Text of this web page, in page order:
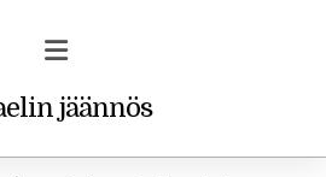
jäännös